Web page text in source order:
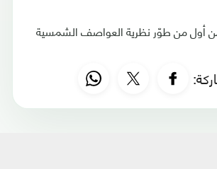
أول من طوّر نظرية العواصف الشمسية